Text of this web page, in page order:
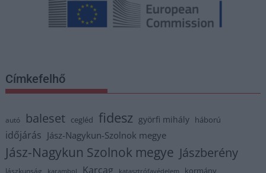
Címkefelhő
autó baleset cegléd fidesz györfi mihály háború
időjárás Jász-Nagykun-Szolnok megye
Jász-Nagykun Szolnok megye Jászberény
Jászkunság karambol Karcag katasztrófavédelem kormány